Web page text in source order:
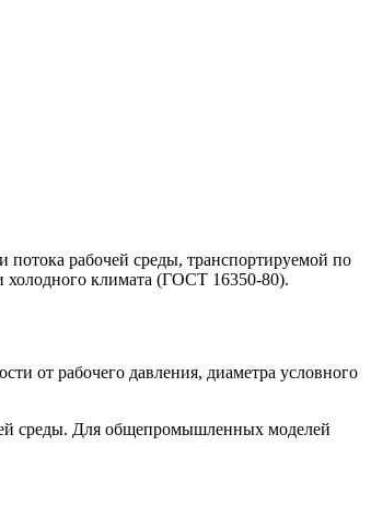
рабочей среды, транспортируемой по
холодного климата (ГОСТ 16350-80).
от рабочего давления, диаметра условного
среды. Для общепромышленных моделей